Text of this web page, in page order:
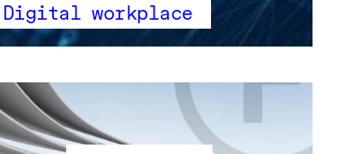
Digital workplace